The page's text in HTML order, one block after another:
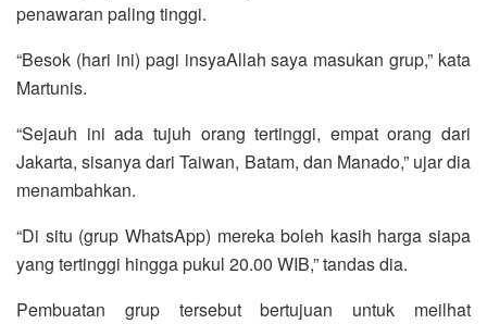
penawaran paling tinggi.
“Besok (hari ini) pagi insyaAllah saya masukan grup,” kata
Martunis.
“Sejauh ini ada tujuh orang tertinggi, empat orang dari
Jakarta, sisanya dari Taiwan, Batam, dan Manado,” ujar dia
menambahkan.
“Di situ (grup WhatsApp) mereka boleh kasih harga siapa
yang tertinggi hingga pukul 20.00 WIB,” tandas dia.
Pembuatan grup tersebut bertujuan untuk meilhat